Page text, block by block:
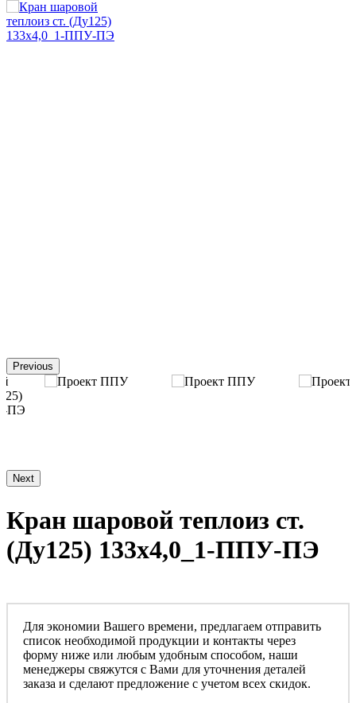
Previous
Next
Кран шаровой теплоиз ст.
(Ду125) 133х4,0_1-ППУ-ПЭ
Для экономии Вашего времени, предлагаем отправить
список необходимой продукции и контакты через
форму ниже или любым удобным способом, наши
менеджеры свяжутся с Вами для уточнения деталей
заказа и сделают предложение с учетом всех скидок.